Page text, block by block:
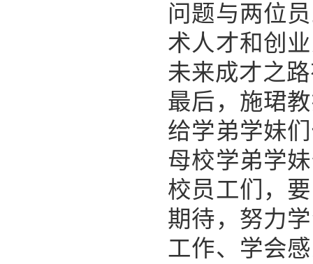
问题与两位
术人才和创
未来成才之
最后，施珺
给学弟学妹
母校学弟学
校员工们，
期待，努力
工作、学会